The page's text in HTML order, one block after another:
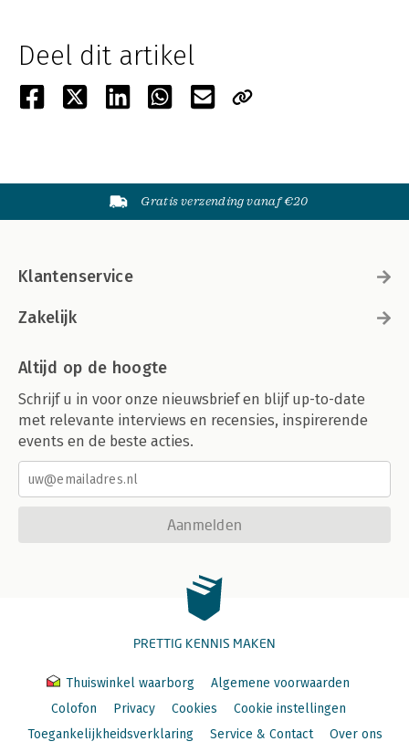
Deel dit artikel
Gratis verzending vanaf €20
Klantenservice
Zakelijk
Altijd op de hoogte
Schrijf u in voor onze nieuwsbrief en blijf up-to-date
met relevante interviews en recensies, inspirerende
events en de beste acties.
Aanmelden
PRETTIG KENNIS MAKEN
Thuiswinkel waarborg
Algemene voorwaarden
Colofon
Privacy Cookies
Cookie instellingen
Toegankelijkheidsverklaring
Service & Contact Over ons